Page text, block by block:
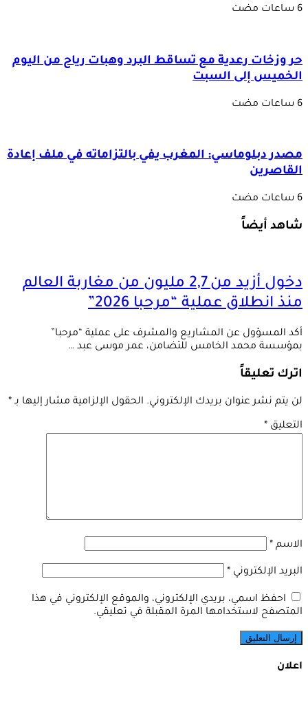
حر وزخات رعدية مع تساقط البرد وهبات رياح من اليوم
الخميس إلى السبت
مصدر دبلوماسي: المغرب يفي بالتزاماته في ملف إعادة
القاصرين
شاهد أيضاً
دخول أزيد من 2,7 مليون من مغاربة العالم
منذ انطلاق عملية “مرحبا 2026”
أكد المسؤول عن المشاريع والمشرف على عملية “مرحبا”
بمؤسسة محمد الخامس للتضامن، عمر موسى عبد …
اترك تعليقاً
لن يتم نشر عنوان بريدك الإلكتروني. الحقول الإلزامية مشار إليها بـ*
التعليق *
الاسم *
البريد الإلكتروني *
احفظ اسمي، بريدي الإلكتروني، والموقع الإلكتروني في هذا
المتصفح لاستخدامها المرة المقبلة في تعليقي.
اعلان